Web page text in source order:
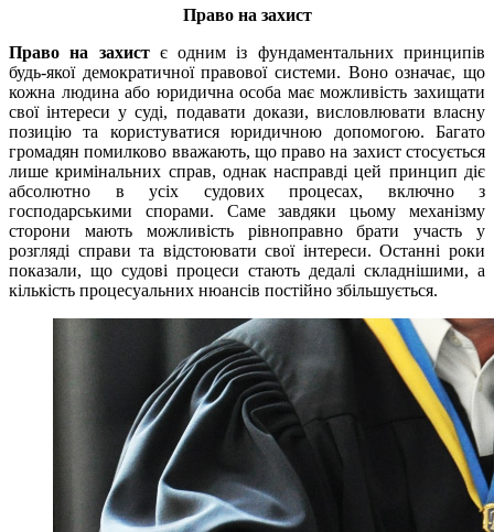
Право на захист
Право на захистє одним із фундаментальних принципів
будь-якої демократичної правової системи. Воно означає, що
кожна людина або юридична особа має можливість захищати
свої інтереси у суді, подавати докази, висловлювати власну
позицію та користуватися юридичною допомогою. Багато
громадян помилково вважають, що право на захист стосується
лише кримінальних справ, однак насправді цей принцип діє
абсолютно в усіх судових процесах, включно з
господарськими спорами. Саме завдяки цьому механізму
сторони мають можливість рівноправно брати участь у
розгляді справи та відстоювати свої інтереси. Останні роки
показали, що судові процеси стають дедалі складнішими, а
кількість процесуальних нюансів постійно збільшується.